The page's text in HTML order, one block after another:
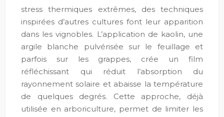
stress thermiques extrêmes, des techniques
inspirées d’autres cultures font leur apparition
dans les vignobles. L’application de kaolin, une
argile blanche pulvérisée sur le feuillage et
parfois sur les grappes, crée un film
réfléchissant qui réduit l’absorption du
rayonnement solaire et abaisse la température
de quelques degrés. Cette approche, déjà
utilisée en arboriculture, permet de limiter les